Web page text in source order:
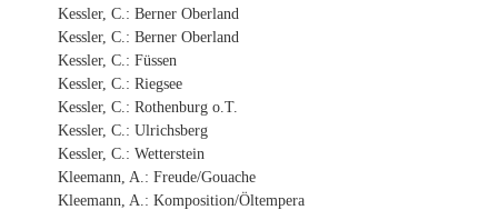
Kessler, C.: Berner Oberland
Kessler, C.: Berner Oberland
Kessler, C.: Füssen
Kessler, C.: Riegsee
Kessler, C.: Rothenburg o.T.
Kessler, C.: Ulrichsberg
Kessler, C.: Wetterstein
Kleemann, A.: Freude/Gouache
Kleemann, A.: Komposition/Öltempera